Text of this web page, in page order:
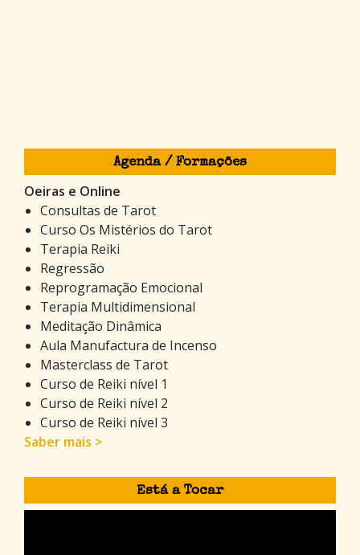
Agenda / Formações
Oeiras e Online
Consultas de Tarot
Curso Os Mistérios do Tarot
Terapia Reiki
Regressão
Reprogramação Emocional
Terapia Multidimensional
Meditação Dinâmica
Aula Manufactura de Incenso
Masterclass de Tarot
Curso de Reiki nível 1
Curso de Reiki nível 2
Curso de Reiki nível 3
Saber mais >
Está a Tocar